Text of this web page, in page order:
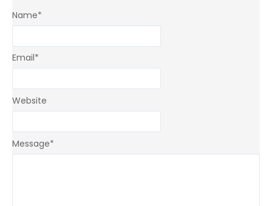
Message*
Name*
Email*
Website